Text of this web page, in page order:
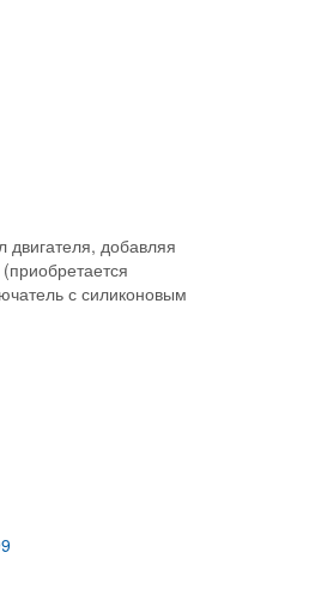
двигателя, добавляя
с силиконовым